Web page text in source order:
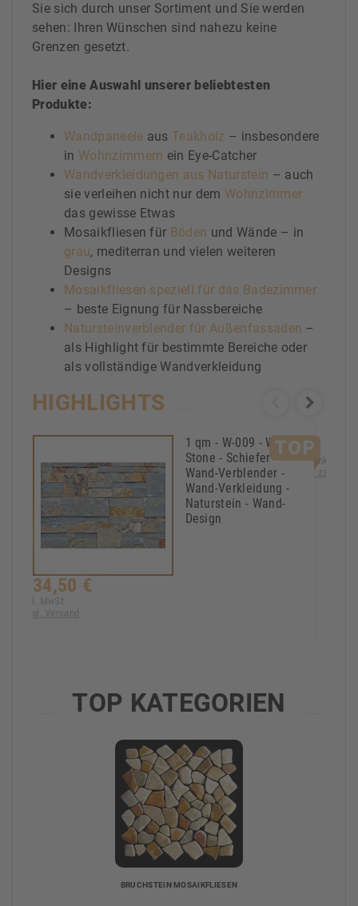
Sie sich durch unser Sortiment und Sie werden
sehen: Ihren Wünschen sind nahezu keine
Grenzen gesetzt.
Hier eine Auswahl unserer beliebtesten
Produkte:
Wandpaneele ausTeakholz – insbesondere
in Wohnzimmern ein Eye-Catcher
Wandverkleidungen aus Naturstein – auch
sie verleihen nicht nur dem Wohnzimmer
das gewisse Etwas
Mosaikfliesen für Böden und Wände – in
grau, mediterran und vielen weiteren
Designs
Mosaikfliesen speziell für das Badezimmer
– beste Eignung für Nassbereiche
Natursteinverblender für Außenfassaden –
als Highlight für bestimmte Bereiche oder
als vollständige Wandverkleidung
HIGHLIGHTS
TOP
34,50 €
Inkl. MwSt.
zzgl. Versand
1 qm - W-009 - Wall
Stone - Schiefer -
Wand-Verblender -
Wand-Verkleidung -
Naturstein - Wand-
Design
Inkl.
zzgl.
TOP KATEGORIEN
BRUCHSTEIN MOSAIKFLIESEN